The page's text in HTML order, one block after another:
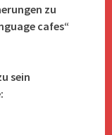
zu
cafes“
sein